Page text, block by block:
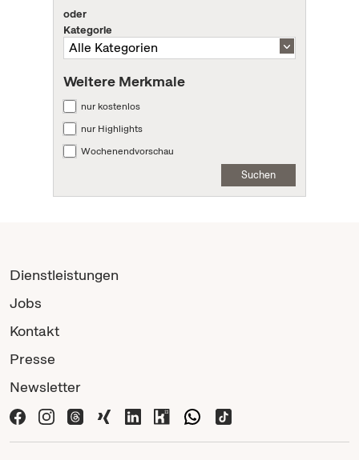
oder
Kategorie
Weitere Merkmale
nur kostenlos
nur Highlights
Wochenendvorschau
Suchen
Dienstleistungen
Jobs
Kontakt
Presse
Newsletter